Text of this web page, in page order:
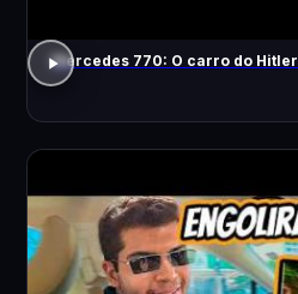
Mercedes 770: O carro do Hitler